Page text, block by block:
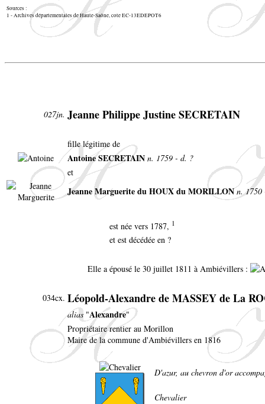
Sources :
1 - Archives départementales de Haute-Saône, cote EC-13EDEPOT6
027jn. Jeanne Philippe Justine SECRETAIN
fille légitime de
Antoine SECRETAIN n. 1759 - d. ?
et
Jeanne Marguerite du HOUX du MORILLON n. 1750
est née vers 1787, 1
et est décédée en ?
Elle a épousé le 30 juillet 1811 à Ambiévillers :
034cx. Léopold-Alexandre de MASSEY de La
alias "Alexandre"
Propriétaire rentier au Morillon
Maire de la commune d'Ambiévillers en 1816
D'azur, au chevron d'or
Chevalier